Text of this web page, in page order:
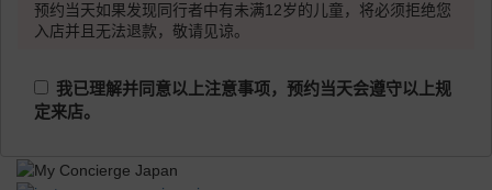
预约当天如果发现同行者中有未满12岁的儿童，将必须拒绝您
入店并且无法退款，敬请见谅。
我已理解并同意以上注意事项，预约当天会遵守以上规
定来店。